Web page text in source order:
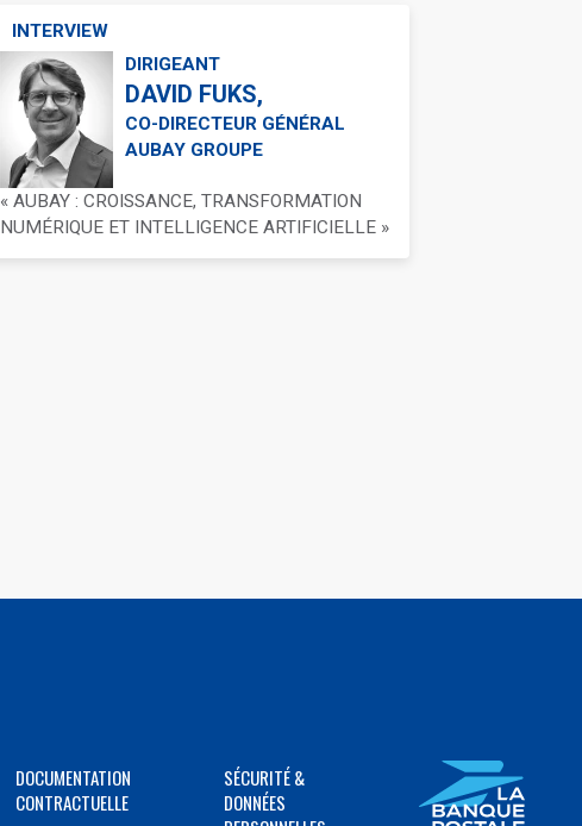
INTERVIEW
DIRIGEANT
DAVID FUKS,
CO-DIRECTEUR GÉNÉRAL
AUBAY GROUPE
« AUBAY : CROISSANCE, TRANSFORMATION
NUMÉRIQUE ET INTELLIGENCE ARTIFICIELLE »
DOCUMENTATION
CONTRACTUELLE
SÉCURITÉ &
DONNÉES